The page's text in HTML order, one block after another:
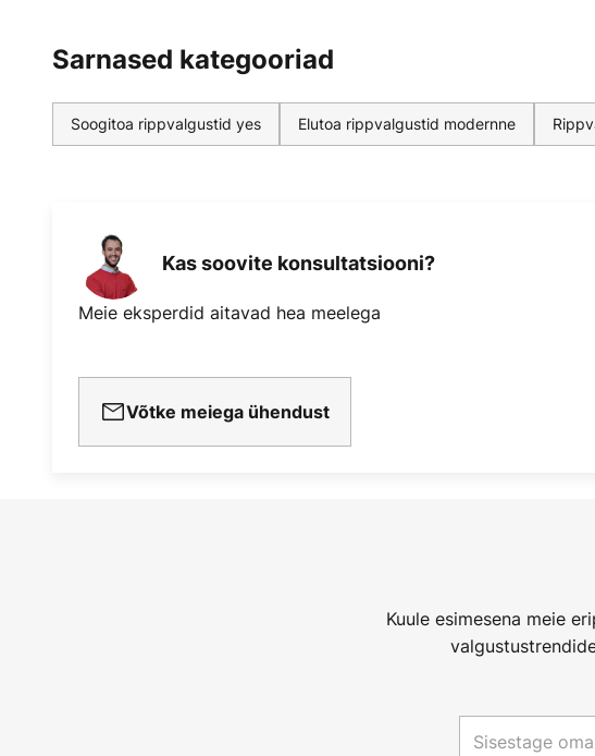
Sarnased kategooriad
Soogitoa rippvalgustid yes Elutoa rippvalgustid modernne
Kas soovite konsultatsiooni?
Meie eksperdid aitavad hea meelega
Võtke meiega ühendust
Kuule esimesena meie